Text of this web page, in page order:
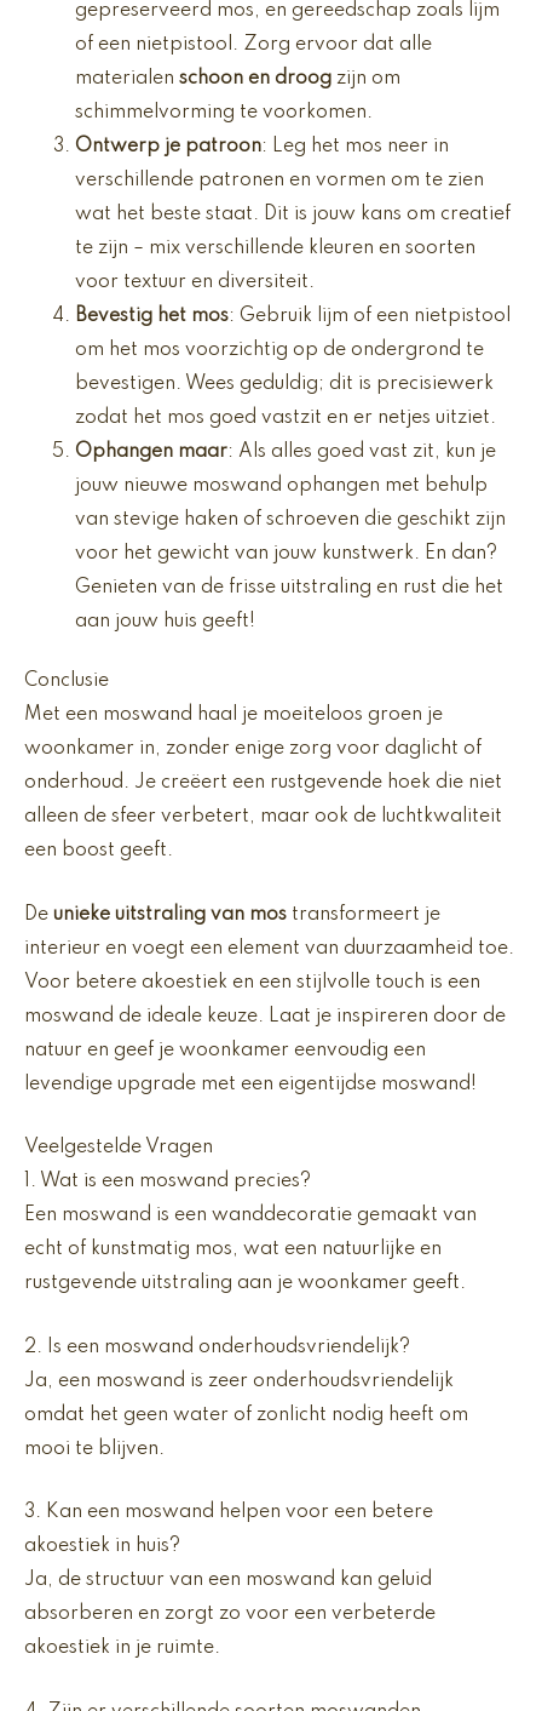
gepreserveerd mos, en gereedschap zoals lijm
of een nietpistool. Zorg ervoor dat alle
materialen schoon en droog zijn om
schimmelvorming te voorkomen.
Ontwerp je patroon: Leg het mos neer in
verschillende patronen en vormen om te zien
wat het beste staat. Dit is jouw kans om creatief
te zijn – mix verschillende kleuren en soorten
voor textuur en diversiteit.
Bevestig het mos: Gebruik lijm of een nietpistool
om het mos voorzichtig op de ondergrond te
bevestigen. Wees geduldig; dit is precisiewerk
zodat het mos goed vastzit en er netjes uitziet.
Ophangen maar: Als alles goed vast zit, kun je
jouw nieuwe moswand ophangen met behulp
van stevige haken of schroeven die geschikt zijn
voor het gewicht van jouw kunstwerk. En dan?
Genieten van de frisse uitstraling en rust die het
aan jouw huis geeft!
Conclusie
Met een moswand haal je moeiteloos groen je
woonkamer in, zonder enige zorg voor daglicht of
onderhoud. Je creëert een rustgevende hoek die niet
alleen de sfeer verbetert, maar ook de luchtkwaliteit
een boost geeft.
De unieke uitstraling van mos transformeert je
interieur en voegt een element van duurzaamheid toe.
Voor betere akoestiek en een stijlvolle touch is een
moswand de ideale keuze. Laat je inspireren door de
natuur en geef je woonkamer eenvoudig een
levendige upgrade met een eigentijdse moswand!
Veelgestelde Vragen
1. Wat is een moswand precies?
Een moswand is een wanddecoratie gemaakt van
echt of kunstmatig mos, wat een natuurlijke en
rustgevende uitstraling aan je woonkamer geeft.
2. Is een moswand onderhoudsvriendelijk?
Ja, een moswand is zeer onderhoudsvriendelijk
omdat het geen water of zonlicht nodig heeft om
mooi te blijven.
3. Kan een moswand helpen voor een betere
akoestiek in huis?
Ja, de structuur van een moswand kan geluid
absorberen en zorgt zo voor een verbeterde
akoestiek in je ruimte.